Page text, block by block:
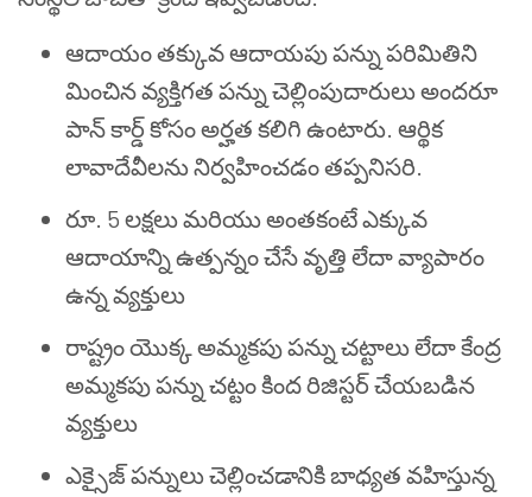
ఆదాయం తక్కువ ఆదాయపు పన్ను పరిమితిని
మించిన వ్యక్తిగత పన్ను చెల్లింపుదారులు అందరూ
పాన్ కార్డ్ కోసం అర్హత కలిగి ఉంటారు. ఆర్థిక
లావాదేవీలను నిర్వహించడం తప్పనిసరి.
రూ. 5 లక్షలు మరియు అంతకంటే ఎక్కువ
ఆదాయాన్ని ఉత్పన్నం చేసే వృత్తి లేదా వ్యాపారం
ఉన్న వ్యక్తులు
రాష్ట్రం యొక్క అమ్మకపు పన్ను చట్టాలు లేదా కేంద్ర
అమ్మకపు పన్ను చట్టం కింద రిజిస్టర్ చేయబడిన
వ్యక్తులు
ఎక్సైజ్ పన్నులు చెల్లించడానికి బాధ్యత వహిస్తున్న